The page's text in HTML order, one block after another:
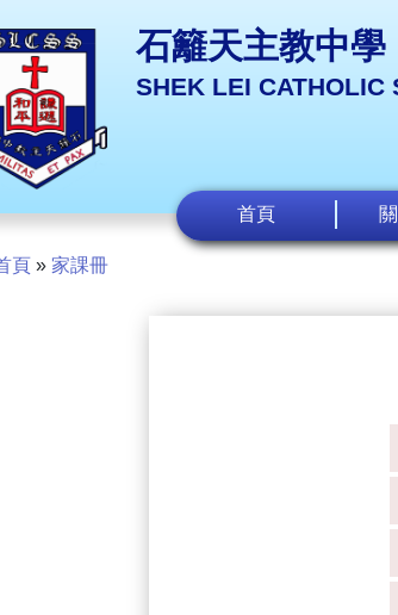
石籬天主教中學
SHEK LEI CATHOLIC
首頁
頁 » 家課冊